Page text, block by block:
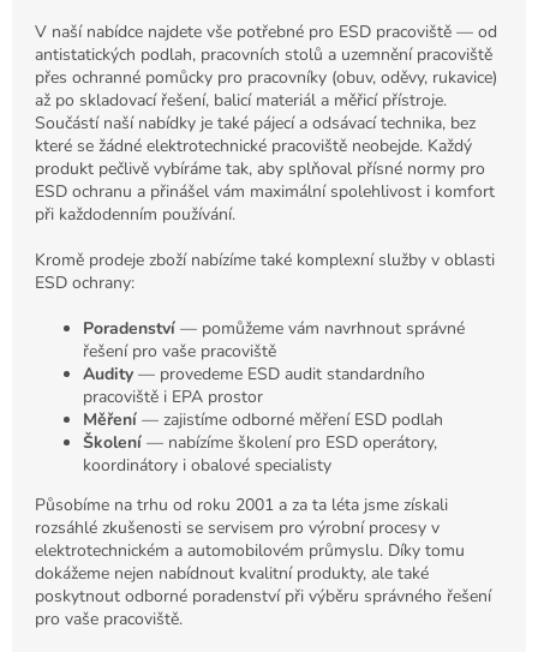
V naší nabídce najdete vše potřebné pro ESD pracoviště — od
antistatických podlah, pracovních stolů a uzemnění pracoviště
přes ochranné pomůcky pro pracovníky (obuv, oděvy, rukavice)
až po skladovací řešení, balicí materiál a měřicí přístroje.
Součástí naší nabídky je také pájecí a odsávací technika, bez
které se žádné elektrotechnické pracoviště neobejde. Každý
produkt pečlivě vybíráme tak, aby splňoval přísné normy pro
ESD ochranu a přinášel vám maximální spolehlivost i komfort
při každodenním používání.
Kromě prodeje zboží nabízíme také komplexní služby v oblasti
ESD ochrany:
Poradenství — pomůžeme vám navrhnout správné
řešení pro vaše pracoviště
Audity — provedeme ESD audit standardního
pracoviště i EPA prostor
Měření — zajistíme odborné měření ESD podlah
Školení — nabízíme školení pro ESD operátory,
koordinátory i obalové specialisty
Působíme na trhu od roku 2001 a za ta léta jsme získali
rozsáhlé zkušenosti se servisem pro výrobní procesy v
elektrotechnickém a automobilovém průmyslu. Díky tomu
dokážeme nejen nabídnout kvalitní produkty, ale také
poskytnout odborné poradenství při výběru správného řešení
pro vaše pracoviště.